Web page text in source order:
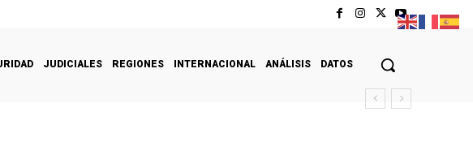
JUDICIALES REGIONES INTERNACIONAL ANÁLISIS DATOS